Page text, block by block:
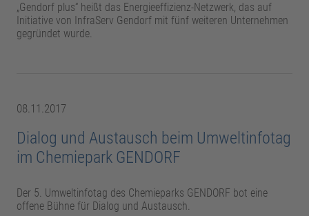
„Gendorf plus“ heißt das Energieeffizienz-Netzwerk, das auf
Initiative von InfraServ Gendorf mit fünf weiteren Unternehmen
gegründet wurde.
08.11.2017
Dialog und Austausch beim Umweltinfotag
im Chemiepark GENDORF
Der 5. Umweltinfotag des Chemieparks GENDORF bot eine
offene Bühne für Dialog und Austausch.